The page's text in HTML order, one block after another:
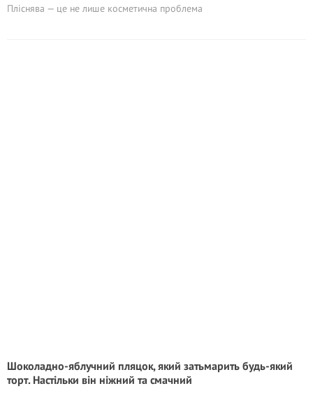
Пліснява — це не лише косметична проблема
Шоколадно-яблучний пляцок, який затьмарить будь-який
торт. Настільки він ніжний та смачний